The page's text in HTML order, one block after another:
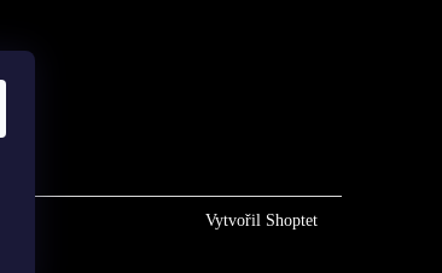
Vytvořil Shoptet